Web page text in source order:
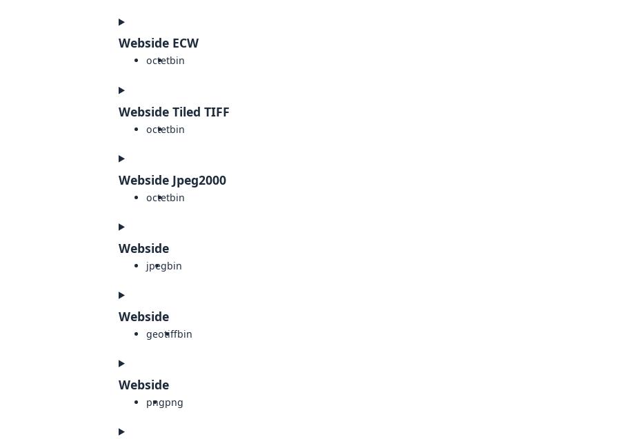
Webside ECW
octetbin
Webside Tiled TIFF
octetbin
Webside Jpeg2000
octetbin
Webside
jpegbin
Webside
geotiffbin
Webside
pngpng